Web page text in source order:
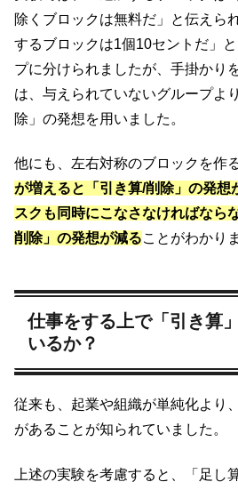
除くブロックは無料だ」と伝えら
するブロックは1個10セントだ」
プに分けられましたが、手掛かり
は、与えられていないグループよ
除」の発想を用いました。
他にも、左右対称のブロックを作
が増えると「引き算/削除」の発想
スクも同時にこなさなければなら
削除」の発想が減ることがわかり
仕事をする上で「引き算
いるか？
従来も、起業や組織が単純化より
があることが知られていました。
上述の実験を考慮すると、「足し